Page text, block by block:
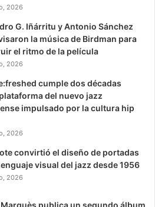
2026
G. Iñárritu y Antonio Sánchez
la música de Birdman para
el ritmo de la película
2026
cumple dos décadas
del nuevo jazz
impulsado por la cultura hip
2026
convirtió el diseño de portadas
visual del jazz desde 1956
2026
publica un segundo álbum